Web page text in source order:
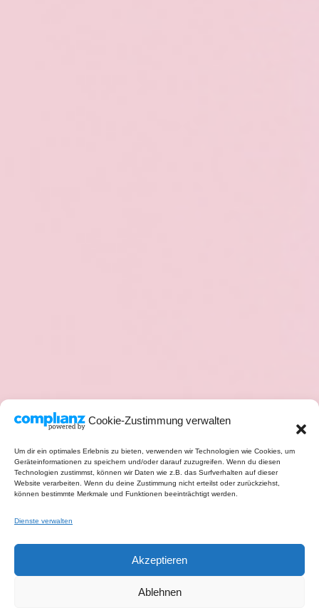
Cookie-Zustimmung verwalten
Um dir ein optimales Erlebnis zu bieten, verwenden wir Technologien wie Cookies, um
Geräteinformationen zu speichern und/oder darauf zuzugreifen. Wenn du diesen
Technologien zustimmst, können wir Daten wie z.B. das Surfverhalten auf dieser
Website verarbeiten. Wenn du deine Zustimmung nicht erteilst oder zurückziehst,
können bestimmte Merkmale und Funktionen beeinträchtigt werden.
Dienste verwalten
Akzeptieren
Ablehnen